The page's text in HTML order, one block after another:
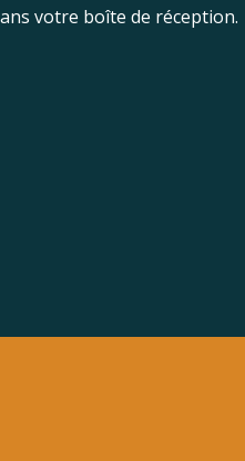
votre boîte de réception.